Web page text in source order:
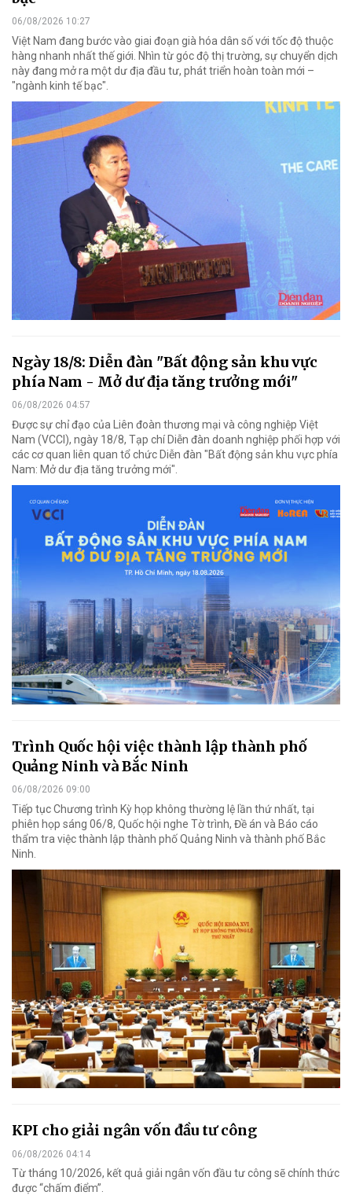
06/08/2026 10:27
Việt Nam đang bước vào giai đoạn già hóa dân số với tốc độ thuộc
hàng nhanh nhất thế giới. Nhìn từ góc độ thị trường, sự chuyển dịch
này đang mở ra một dư địa đầu tư, phát triển hoàn toàn mới –
"ngành kinh tế bạc".
Ngày 18/8: Diễn đàn "Bất động sản khu vực
phía Nam - Mở dư địa tăng trưởng mới"
06/08/2026 04:57
Được sự chỉ đạo của Liên đoàn thương mại và công nghiệp Việt
Nam (VCCI), ngày 18/8, Tạp chí Diễn đàn doanh nghiệp phối hợp với
các cơ quan liên quan tổ chức Diễn đàn "Bất động sản khu vực phía
Nam: Mở dư địa tăng trưởng mới".
Trình Quốc hội việc thành lập thành phố
Quảng Ninh và Bắc Ninh
06/08/2026 09:00
Tiếp tục Chương trình Kỳ họp không thường lệ lần thứ nhất, tại
phiên họp sáng 06/8, Quốc hội nghe Tờ trình, Đề án và Báo cáo
thẩm tra việc thành lập thành phố Quảng Ninh và thành phố Bắc
Ninh.
KPI cho giải ngân vốn đầu tư công
06/08/2026 04:14
Từ tháng 10/2026, kết quả giải ngân vốn đầu tư công sẽ chính thức
được “chấm điểm”.